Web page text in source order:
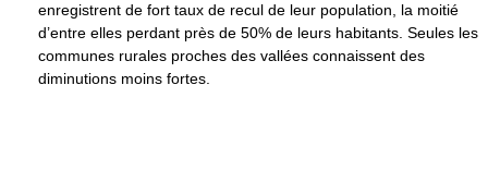
enregistrent de fort taux de recul de leur population, la moitié
d’entre elles perdant près de 50% de leurs habitants. Seules les
communes rurales proches des vallées connaissent des
diminutions moins fortes.